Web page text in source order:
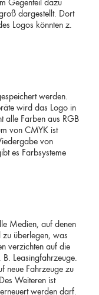
Gegenteil dazu
dargestellt. Dort
Logos könnten z.
werden.
wird das Logo in
alle Farben aus RGB
von CMYK ist
von
es Farbsysteme
Medien, auf denen
überlegen, was
verzichten auf die
Leasingfahrzeuge.
neue Fahrzeuge zu
Weiteren ist
werden darf.